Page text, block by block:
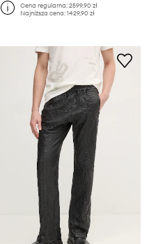
Cena regularna:2599,90 zł
Najniższa cena:1429,90 zł